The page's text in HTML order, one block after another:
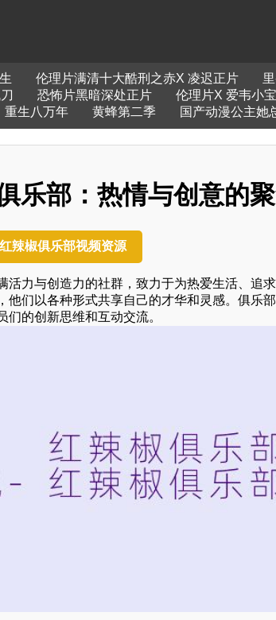
伦理片满清十大酷刑之赤X 凌迟正片
恐怖片黑暗深处正片 伦理片X 爱韦小
重生八万年 黄蜂第二季 国产动漫公主她
乐部：热情与创意的
辣椒俱乐部视频资源
活力与创造力的社群，致力于为热爱生活、追
他们以各种形式共享自己的才华和灵感。俱乐
们的创新思维和互动交流。